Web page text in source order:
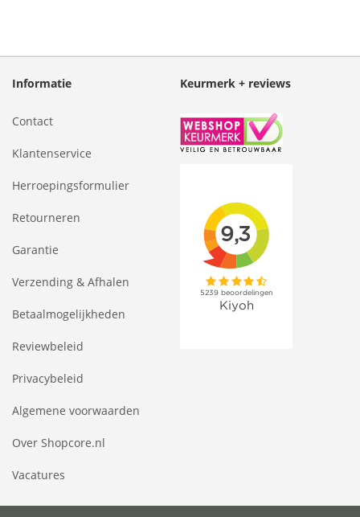
Informatie
Contact
Klantenservice
Herroepingsformulier
Retourneren
Garantie
Verzending & Afhalen
Betaalmogelijkheden
Reviewbeleid
Privacybeleid
Algemene voorwaarden
Over Shopcore.nl
Vacatures
Keurmerk + reviews